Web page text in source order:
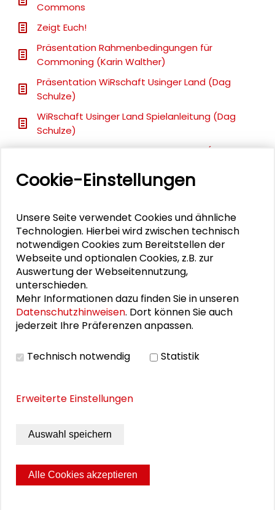
Commons
Zeigt Euch!
Präsentation Rahmenbedingungen für
Commoning (Karin Walther)
Präsentation WiRschaft Usinger Land (Dag
Schulze)
WiRschaft Usinger Land Spielanleitung (Dag
Schulze)
WiRschaft Usinger Land Beteiltabelle (Dag
Präsentation Commons-Netzwerke (Christian
Präsentation Nüsse fürs Nürnberger Land (Judit
Bartel)
Präsentation Commoning und Tauschlogiken
auseinanderhalten (Friederike Habermann)
Präsentation Commonsorientierte Gründung
(Hartmut Schäfer)
Präsentation Bauern ohne Boden (Mathias
Posterausstellung
Impressionen des Symposiums
Cookie-Einstellungen
Unsere Seite verwendet Cookies und ähnliche
Technologien. Hierbei wird zwischen technisch
notwendigen Cookies zum Bereitstellen der
Webseite und optionalen Cookies, z.B. zur
Auswertung der Webseitennutzung,
unterschieden.
Mehr Informationen dazu finden Sie in unseren
Datenschutzhinweisen. Dort können Sie auch
jederzeit Ihre Präferenzen anpassen.
Technisch notwendig Statistik
Erweiterte Einstellungen
Auswahl speichern
Alle Cookies akzeptieren